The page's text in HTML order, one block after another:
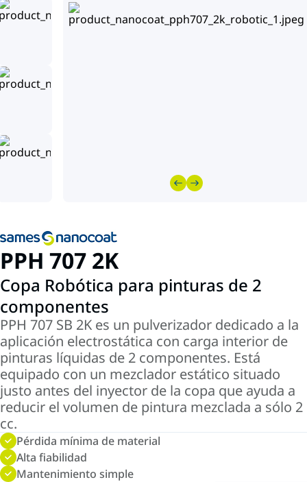
PPH 707 2K
Copa Robótica para pinturas de 2
componentes
PPH 707 SB 2K es un pulverizador dedicado a la
aplicación electrostática con carga interior de
pinturas líquidas de 2 componentes. Está
equipado con un mezclador estático situado
justo antes del inyector de la copa que ayuda a
reducir el volumen de pintura mezclada a sólo 2
cc.
Pérdida mínima de material
Alta fiabilidad
Mantenimiento simple